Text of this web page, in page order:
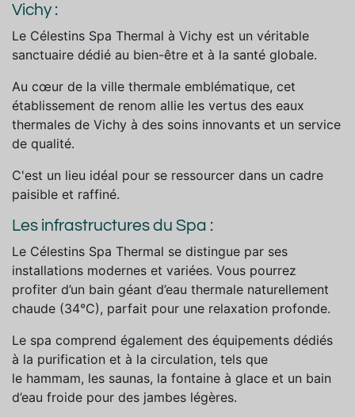
Vichy :
Le Célestins Spa Thermal à Vichy est un véritable
sanctuaire dédié au bien-être et à la santé globale.
Au cœur de la ville thermale emblématique, cet
établissement de renom allie les vertus des eaux
thermales de Vichy à des soins innovants et un service
de qualité.
C'est un lieu idéal pour se ressourcer dans un cadre
paisible et raffiné.
Les infrastructures du Spa :
Le Célestins Spa Thermal se distingue par ses
installations modernes et variées. Vous pourrez
profiter d’un bain géant d’eau thermale naturellement
chaude (34°C), parfait pour une relaxation profonde.
Le spa comprend également des équipements dédiés
à la purification et à la circulation, tels que
le hammam, les saunas, la fontaine à glace et un bain
d’eau froide pour des jambes légères.